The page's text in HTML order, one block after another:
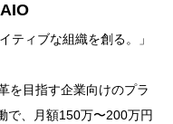
ティブな組織を創る。」
を目指す企業向けのプラ
で、月額150万〜200万円